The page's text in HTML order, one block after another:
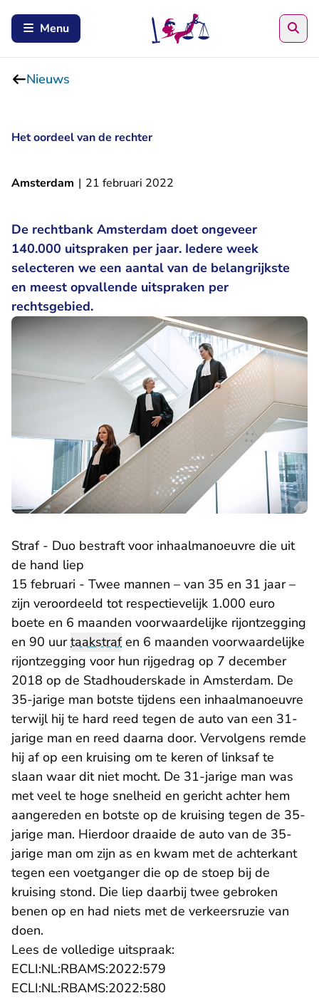
Menu
Nieuws
Het oordeel van de rechter
Amsterdam | 21 februari 2022
De rechtbank Amsterdam doet ongeveer
140.000 uitspraken per jaar. Iedere week
selecteren we een aantal van de belangrijkste
en meest opvallende uitspraken per
rechtsgebied.
Straf - Duo bestraft voor inhaalmanoeuvre die uit
de hand liep
15 februari - Twee mannen – van 35 en 31 jaar –
zijn veroordeeld tot respectievelijk 1.000 euro
boete en 6 maanden voorwaardelijke rijontzegging
en 90 uurtaakstrafen 6 maanden voorwaardelijke
rijontzegging voor hun rijgedrag op 7 december
2018 op de Stadhouderskade in Amsterdam. De
35-jarige man botste tijdens een inhaalmanoeuvre
terwijl hij te hard reed tegen de auto van een 31-
jarige man en reed daarna door. Vervolgens remde
hij af op een kruising om te keren of linksaf te
slaan waar dit niet mocht. De 31-jarige man was
met veel te hoge snelheid en gericht achter hem
aangereden en botste op de kruising tegen de 35-
jarige man. Hierdoor draaide de auto van de 35-
jarige man om zijn as en kwam met de achterkant
tegen een voetganger die op de stoep bij de
kruising stond. Die liep daarbij twee gebroken
benen op en had niets met de verkeersruzie van
doen.
Lees de volledige uitspraak:
ECLI:NL:RBAMS:2022:579
ECLI:NL:RBAMS:2022:580